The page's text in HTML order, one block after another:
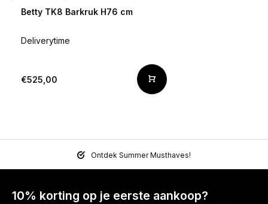
Betty TK8 Barkruk H76 cm
Deliverytime
€525,00
Ontdek Summer Musthaves!
10% korting op je eerste aankoop?